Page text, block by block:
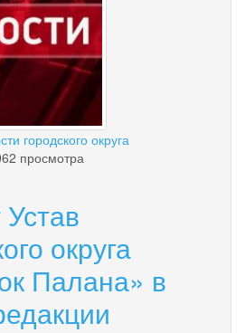
городского округа
просмотра
округа
Палана» в